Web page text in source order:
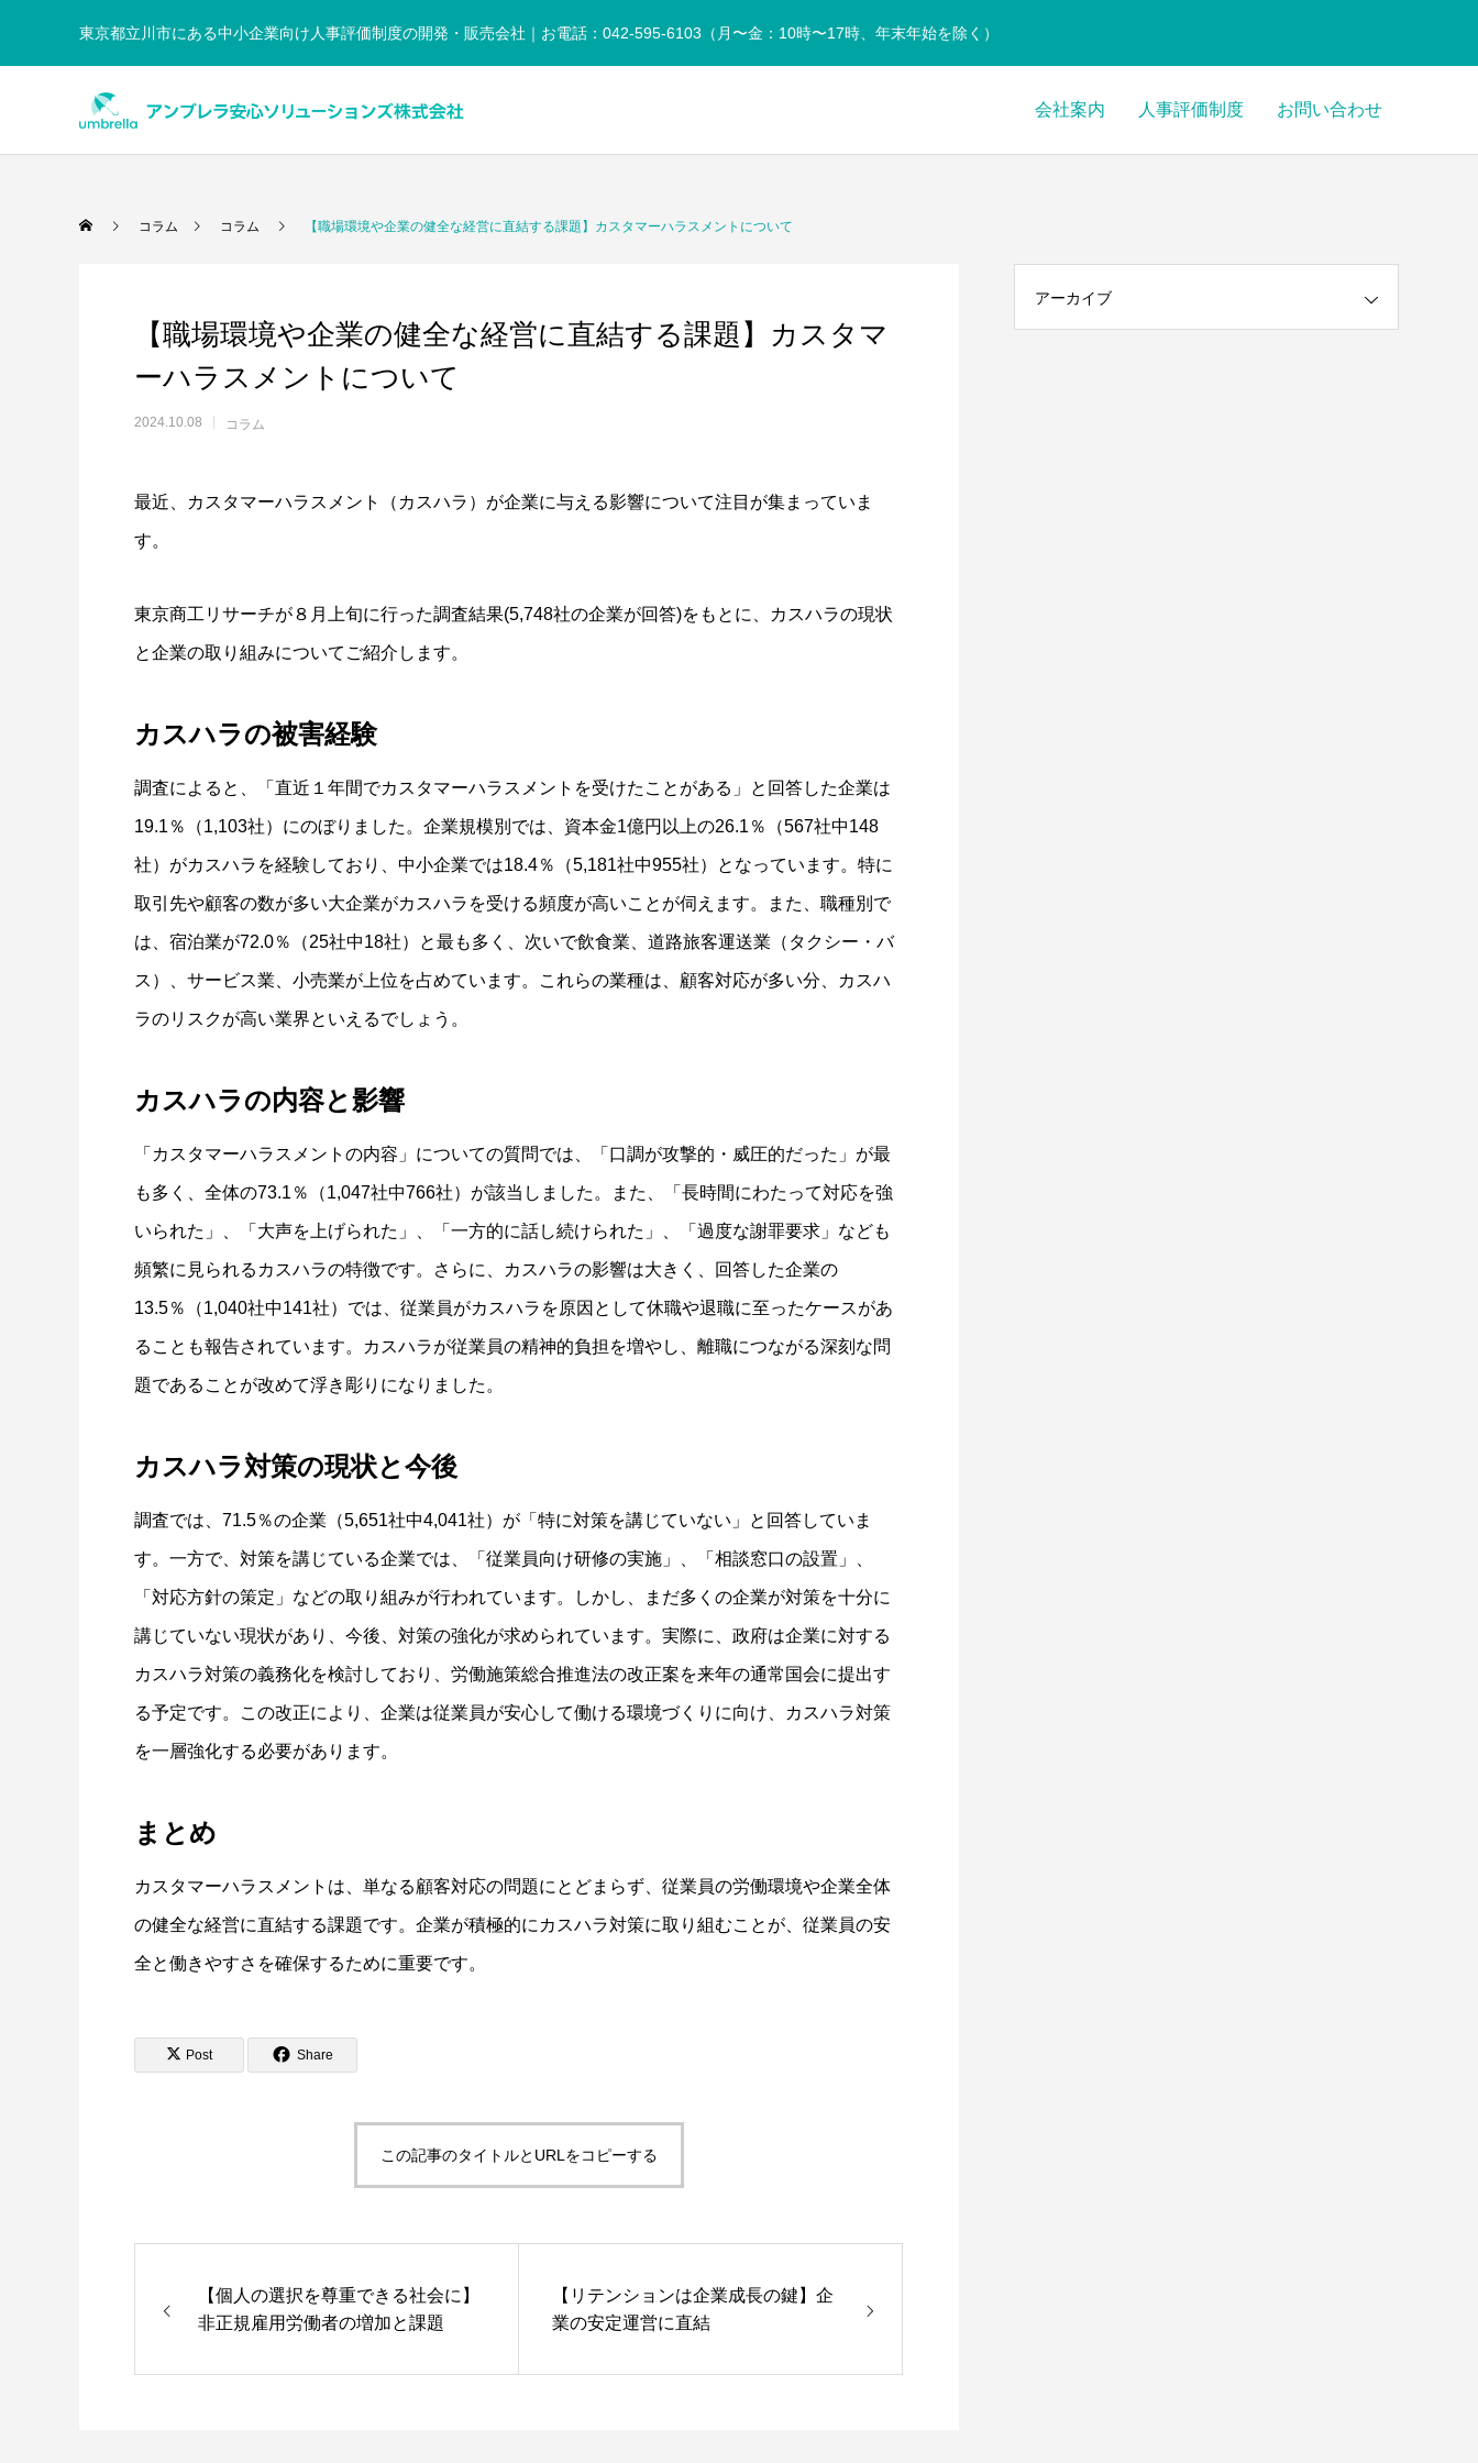
東京都立川市にある中小企業向け人事評価制度の開発・販売会社｜お電話：042-595-6103（月〜金：10時〜17時、年末年始を除く）
会社案内 人事評価制度 お問い合わせ
コラム コラム 【職場環境や企業の健全な経営に直結する課題】カスタマーハラスメントについて
【職場環境や企業の健全な経営に直結する課題】カスタマ
ーハラスメントについて
2024.10.08 コラム
最近、カスタマーハラスメント（カスハラ）が企業に与える影響について注目が集まっていま
す。
東京商工リサーチが８月上旬に行った調査結果(5,748社の企業が回答)をもとに、カスハラの現状
と企業の取り組みについてご紹介します。
カスハラの被害経験
調査によると、「直近１年間でカスタマーハラスメントを受けたことがある」と回答した企業は
19.1％（1,103社）にのぼりました。企業規模別では、資本金1億円以上の26.1％（567社中148
社）がカスハラを経験しており、中小企業では18.4％（5,181社中955社）となっています。特に
取引先や顧客の数が多い大企業がカスハラを受ける頻度が高いことが伺えます。また、職種別で
は、宿泊業が72.0％（25社中18社）と最も多く、次いで飲食業、道路旅客運送業（タクシー・バ
ス）、サービス業、小売業が上位を占めています。これらの業種は、顧客対応が多い分、カスハ
ラのリスクが高い業界といえるでしょう。
カスハラの内容と影響
「カスタマーハラスメントの内容」についての質問では、「口調が攻撃的・威圧的だった」が最
も多く、全体の73.1％（1,047社中766社）が該当しました。また、「長時間にわたって対応を強
いられた」、「大声を上げられた」、「一方的に話し続けられた」、「過度な謝罪要求」なども
頻繁に見られるカスハラの特徴です。さらに、カスハラの影響は大きく、回答した企業の
13.5％（1,040社中141社）では、従業員がカスハラを原因として休職や退職に至ったケースがあ
ることも報告されています。カスハラが従業員の精神的負担を増やし、離職につながる深刻な問
題であることが改めて浮き彫りになりました。
カスハラ対策の現状と今後
調査では、71.5％の企業（5,651社中4,041社）が「特に対策を講じていない」と回答していま
す。一方で、対策を講じている企業では、「従業員向け研修の実施」、「相談窓口の設置」、
「対応方針の策定」などの取り組みが行われています。しかし、まだ多くの企業が対策を十分に
講じていない現状があり、今後、対策の強化が求められています。実際に、政府は企業に対する
カスハラ対策の義務化を検討しており、労働施策総合推進法の改正案を来年の通常国会に提出す
る予定です。この改正により、企業は従業員が安心して働ける環境づくりに向け、カスハラ対策
を一層強化する必要があります。
まとめ
カスタマーハラスメントは、単なる顧客対応の問題にとどまらず、従業員の労働環境や企業全体
の健全な経営に直結する課題です。企業が積極的にカスハラ対策に取り組むことが、従業員の安
全と働きやすさを確保するために重要です。
Post Share
この記事のタイトルとURLをコピーする
【個人の選択を尊重できる社会に】
非正規雇用労働者の増加と課題
【リテンションは企業成長の鍵】企
業の安定運営に直結
アーカイブ